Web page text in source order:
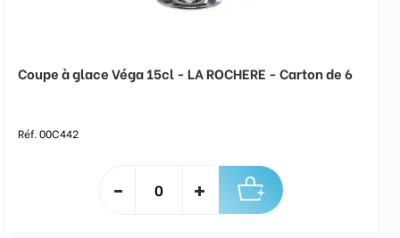
Coupe à glace Véga 15cl - LA ROCHERE - Carton de 6
Réf. 00C442